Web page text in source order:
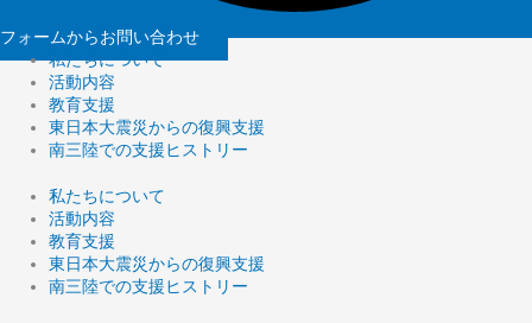
フォームからお問い合わせ
私たちについて
活動内容
教育支援
東日本大震災からの復興支援
南三陸での支援ヒストリー
私たちについて
活動内容
教育支援
東日本大震災からの復興支援
南三陸での支援ヒストリー